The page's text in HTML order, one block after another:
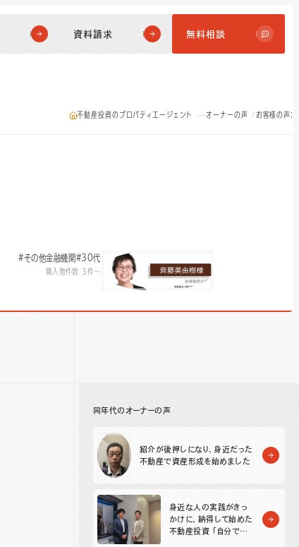
資料請求 無料相談
不動産投資のプロパティエージェント オーナーの声 お客様の声：
#その他金融機関#30代
購入物件数 3件〜
同年代のオーナーの声
紹介が後押しになり、身近だった
不動産で資産形成を始めました
身近な人の実践がきっ
かけに、納得して始めた
不動産投資 「自分でも